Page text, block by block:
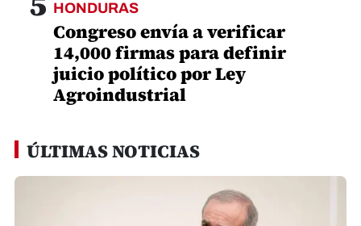
HONDURAS
Congreso envía a verificar
14,000 firmas para definir
juicio político por Ley
Agroindustrial
ÚLTIMAS NOTICIAS